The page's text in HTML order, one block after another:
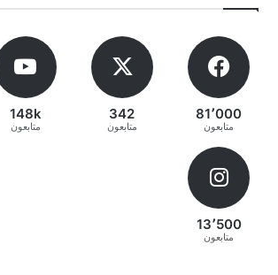
81٬000
متابعون
342
متابعون
148k
متابعون
13٬500
متابعون